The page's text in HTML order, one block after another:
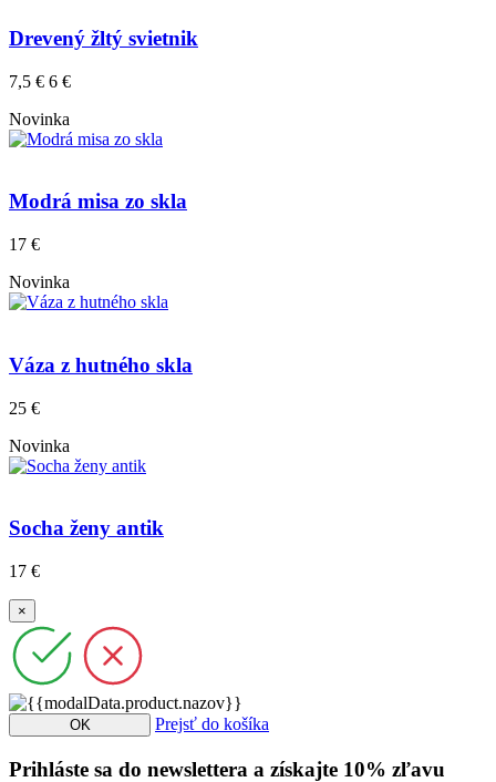
Drevený žltý svietnik
7,5 € 6 €
Novinka
Modrá misa zo skla
17 €
Novinka
Váza z hutného skla
25 €
Novinka
Socha ženy antik
17 €
×
OK Prejsť do košíka
Prihláste sa do newslettera a získajte 10% zľavu